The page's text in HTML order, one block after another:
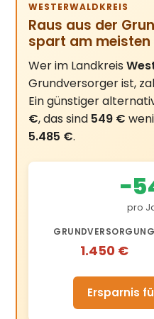
ESTERWALDKREIS
Raus aus der
spart am meisten
Wer im Landkreis
Grundversorger ist,
Ein günstiger
€, das sind 549 €
5.485 €.
pro
GRUNDVERSORGUNG
1.450 €
Ersparnis